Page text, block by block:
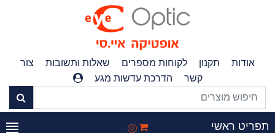
אודות תקנון לקוחות מספרים שאלות ותשובות
צור
קשר
הדרכת עדשות מגע
ראשי 0